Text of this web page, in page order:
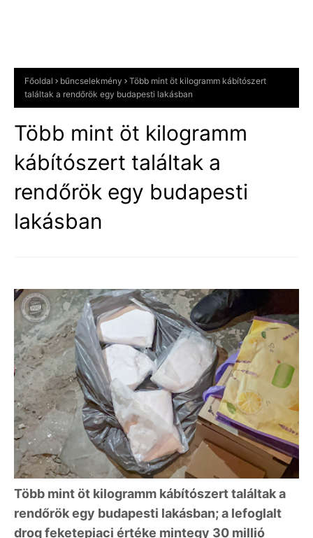
Főoldal bűncselekmény
Több mint öt kilogramm kábítószert
találtak a rendőrök egy budapesti lakásban
Több mint öt kilogramm
kábítószert találtak a
rendőrök egy budapesti
lakásban
Több mint öt kilogramm kábítószert találtak a
rendőrök egy budapesti lakásban; a lefoglalt
drog feketepiaci értéke mintegy 30 millió